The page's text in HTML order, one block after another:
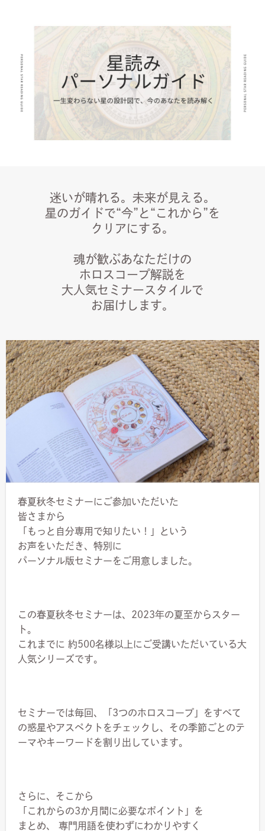
迷いが晴れる。未来が見える。
星のガイドで“今”と“これから”を
クリアにする。
魂が歓ぶあなただけの
ホロスコープ解説を
大人気セミナースタイルで
お届けします。
春夏秋冬セミナーにご参加いただいた
皆さまから
「もっと自分専用で知りたい！」という
お声をいただき、特別に
パーソナル版セミナーをご用意しました。
この春夏秋冬セミナーは、2023年の夏至からスター
ト。
これまでに 約500名様以上にご受講いただいている大
人気シリーズです。
セミナーでは毎回、「3つのホロスコープ」をすべて
の惑星やアスペクトをチェックし、その季節ごとのテ
ーマやキーワードを割り出しています。
さらに、そこから
「これからの3か月間に必要なポイント」を
まとめ、 専門用語を使わずにわかりやすく